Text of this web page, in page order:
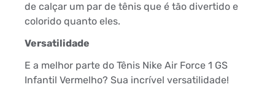
de calçar um par de tênis que é tão divertido e
colorido quanto eles.
Versatilidade
E a melhor parte do Tênis Nike Air Force 1 GS
Infantil Vermelho? Sua incrível versatilidade!